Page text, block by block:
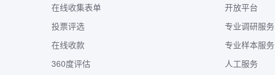
在线收集表单
投票评选
在线收款
360度评估
开放平台
专业调研服务
专业样本服务
人工服务